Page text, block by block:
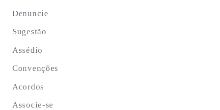
Denuncie
Sugestão
Assédio
Convenções
Acordos
Associe-se